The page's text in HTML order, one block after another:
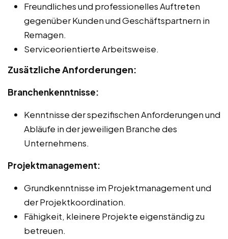
Freundliches und professionelles Auftreten
gegenüber Kunden und Geschäftspartnern in
Remagen.
Serviceorientierte Arbeitsweise.
Zusätzliche Anforderungen:
Branchenkenntnisse:
Kenntnisse der spezifischen Anforderungen und
Abläufe in der jeweiligen Branche des
Unternehmens.
Projektmanagement:
Grundkenntnisse im Projektmanagement und
der Projektkoordination.
Fähigkeit, kleinere Projekte eigenständig zu
betreuen.